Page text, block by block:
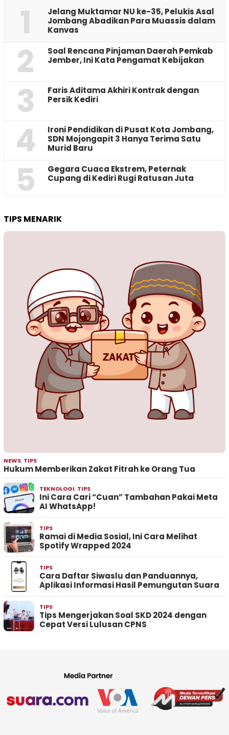
1
Jelang Muktamar NU ke-35, Pelukis Asal
Jombang Abadikan Para Muassis dalam
Kanvas
2
‎Soal Rencana Pinjaman Daerah Pemkab
Jember, Ini Kata Pengamat Kebijakan ‎
3
Faris Aditama Akhiri Kontrak dengan
Persik Kediri
4
Ironi Pendidikan di Pusat Kota Jombang,
SDN Mojongapit 3 Hanya Terima Satu
Murid Baru
5
‎Gegara Cuaca Ekstrem, Peternak
Cupang di Kediri Rugi Ratusan Juta
TIPS MENARIK
NEWS, TIPS
Hukum Memberikan Zakat Fitrah ke Orang Tua
TEKNOLOGI, TIPS
Ini Cara Cari “Cuan” Tambahan Pakai Meta
AI WhatsApp!
TIPS
Ramai di Media Sosial, Ini Cara Melihat
Spotify Wrapped 2024
TIPS
Cara Daftar Siwaslu dan Panduannya,
Aplikasi Informasi Hasil Pemungutan Suara
TIPS
Tips Mengerjakan Soal SKD 2024 dengan
Cepat Versi Lulusan CPNS